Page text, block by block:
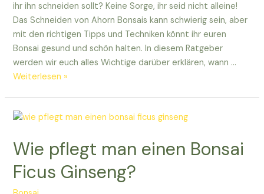
ihr ihn schneiden sollt? Keine Sorge, ihr seid nicht alleine!
Das Schneiden von Ahorn Bonsais kann schwierig sein, aber
mit den richtigen Tipps und Techniken könnt ihr euren
Bonsai gesund und schön halten. In diesem Ratgeber
werden wir euch alles Wichtige darüber erklären, wann …
Wann
schneiden?
Ratgeber
Euch!
Weiterlesen »
Wie pflegt man einen Bonsai
Ficus Ginseng?